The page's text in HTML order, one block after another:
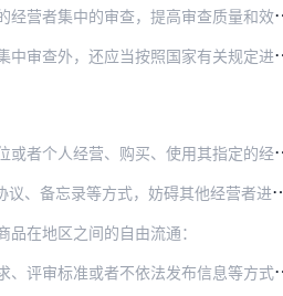
者集中的审查，提高审查质量和效率。
应当按照国家有关规定进行国家安全审查。
、购买、使用其指定的经营者提供的商品。
经营者进入相关市场或者对其他经营者实行不平…
在地区之间的自由流通：
等方式，排斥或者限制经营者参加招标投标以及…